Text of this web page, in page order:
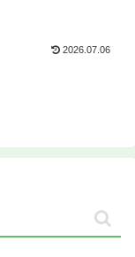
2026.07.06